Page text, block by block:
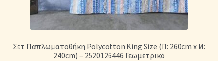
Σετ Παπλωματοθήκη Polycotton King Size (Π: 260cm x Μ:
240cm) – 2520126446 Γεωμετρικό